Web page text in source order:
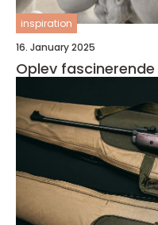
inspiration
16. January 2025
Oplev